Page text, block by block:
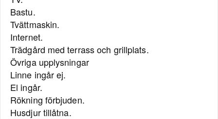
Bastu.
Tvättmaskin.
Internet.
Trädgård med terrass och grillplats.
Övriga upplysningar
Linne ingår ej.
El ingår.
Rökning förbjuden.
Husdjur tillåtna.